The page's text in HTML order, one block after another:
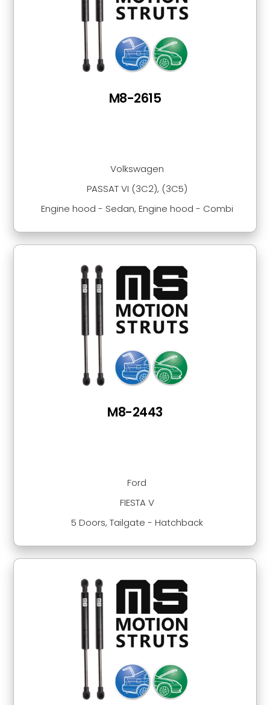
Volkswagen
PASSAT VI (3C2), (3C5)
Engine hood - Sedan, Engine hood - Combi
M8-2615
Ford
FIESTA V
5 Doors, Tailgate - Hatchback
M8-2443